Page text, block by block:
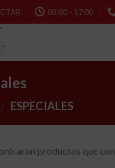
08:00 - 17:00
/ ESPECIALES
productos que